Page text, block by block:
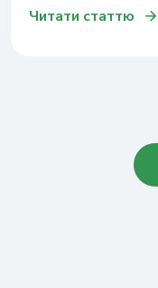
Читати статтю